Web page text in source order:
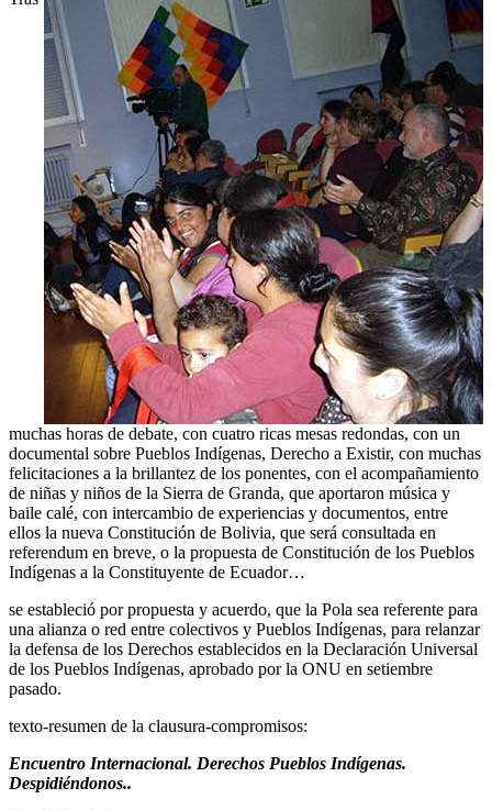
muchas horas de debate, con cuatro ricas mesas redondas, con un
documental sobre Pueblos Indígenas, Derecho a Existir, con muchas
felicitaciones a la brillantez de los ponentes, con el acompañamiento
de niñas y niños de la Sierra de Granda, que aportaron música y
baile calé, con intercambio de experiencias y documentos, entre
ellos la nueva Constitución de Bolivia, que será consultada en
referendum en breve, o la propuesta de Constitución de los Pueblos
Indígenas a la Constituyente de Ecuador…
se estableció por propuesta y acuerdo, que la Pola sea referente para
una alianza o red entre colectivos y Pueblos Indígenas, para relanzar
la defensa de los Derechos establecidos en la Declaración Universal
de los Pueblos Indígenas, aprobado por la ONU en setiembre
pasado.
texto-resumen de la clausura-compromisos:
Encuentro Internacional. Derechos Pueblos Indígenas.
Despidiéndonos..